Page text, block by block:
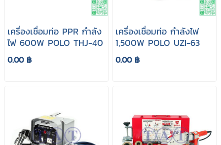
เครื่องเชื่อมท่อ PPR กำลัง
ไฟ 600W POLO THJ-40
0.00 ฿
เครื่องเชื่อมท่อ กำลังไฟ
1,500W POLO UZI-63
0.00 ฿